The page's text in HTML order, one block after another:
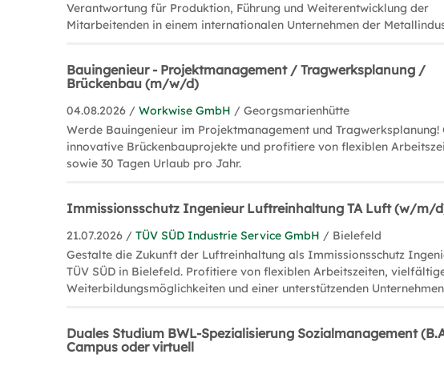
Verantwortung für Produktion, Führung und Weiterentwicklung der
Mitarbeitenden in einem internationalen Unternehmen der
Bauingenieur - Projektmanagement / Tragwerksplanung /
Brückenbau (m/w/d)
04.08.2026 /Workwise GmbH / Georgsmarienhütte
Werde Bauingenieur im Projektmanagement und Tragwerksplanung!
innovative Brückenbauprojekte und profitiere von flexiblen
sowie 30 Tagen Urlaub pro Jahr.
Immissionsschutz Ingenieur Luftreinhaltung TA Luft (w/m/
21.07.2026 /TÜV SÜD Industrie Service GmbH / Bielefeld
Gestalte die Zukunft der Luftreinhaltung als Immissionsschutz
TÜV SÜD in Bielefeld. Profitiere von flexiblen Arbeitszeiten,
Weiterbildungsmöglichkeiten und einer unterstützenden
Duales Studium BWL-Spezialisierung Sozialmanagement
Campus oder virtuell